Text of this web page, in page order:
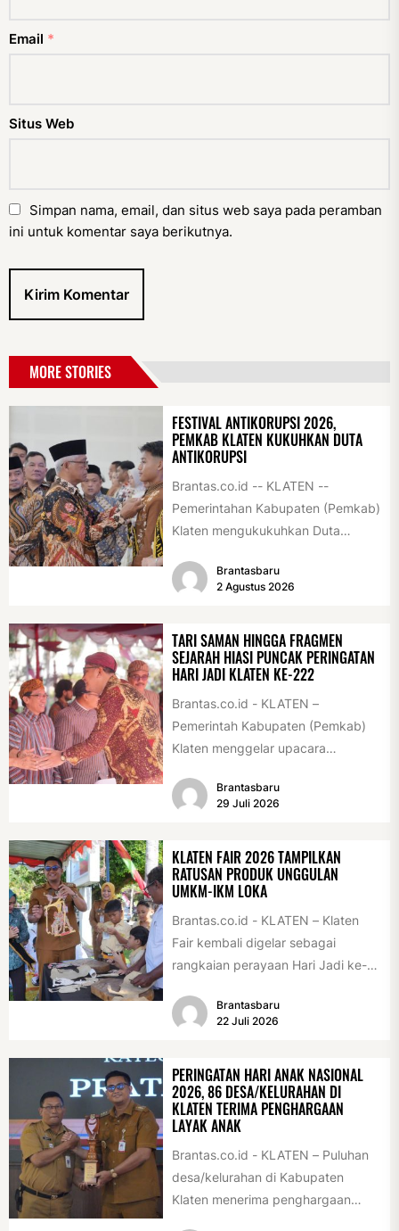
Email *
Situs Web
Simpan nama, email, dan situs web saya pada peramban
ini untuk komentar saya berikutnya.
MORE STORIES
FESTIVAL ANTIKORUPSI 2026,
PEMKAB KLATEN KUKUHKAN DUTA
ANTIKORUPSI
Brantas.co.id -- KLATEN --
Pemerintahan Kabupaten (Pemkab)
Klaten mengukukuhkan Duta
pelajar dan pemuda. Pengukuhan
tersebut digelar...
Brantasbaru
2 Agustus 2026
TARI SAMAN HINGGA FRAGMEN
SEJARAH HIASI PUNCAK PERINGATAN
HARI JADI KLATEN KE-222
Brantas.co.id - KLATEN –
Pemerintah Kabupaten (Pemkab)
Klaten menggelar upacara
di Alun-alun Klaten, Selasa
Brantasbaru
29 Juli 2026
KLATEN FAIR 2026 TAMPILKAN
RATUSAN PRODUK UNGGULAN
UMKM-IKM LOKA
Brantas.co.id - KLATEN – Klaten
Fair kembali digelar sebagai
rangkaian perayaan Hari Jadi ke-
Acara ini digelar...
Brantasbaru
22 Juli 2026
PERINGATAN HARI ANAK NASIONAL
2026, 86 DESA/KELURAHAN DI
KLATEN TERIMA PENGHARGAAN
LAYAK ANAK
Brantas.co.id - KLATEN – Puluhan
desa/kelurahan di Kabupaten
Klaten menerima penghargaan